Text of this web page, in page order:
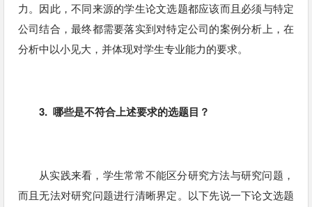
力。因此，不同来源的学生论文选题都应该而且必须与特定
公司结合，最终都需要落实到对特定公司的案例分析上，在
分析中以小见大，并体现对学生专业能力的要求。
3. 哪些是不符合上述要求的选题目？
从实践来看，学生常常不能区分研究方法与研究问题，
而且无法对研究问题进行清晰界定。以下先说一下论文选题